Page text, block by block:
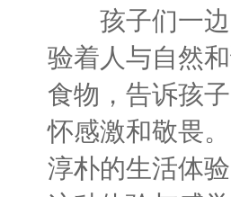
孩子们一边
验着人与自然
食物，告诉孩
怀感激和敬畏
淳朴的生活体